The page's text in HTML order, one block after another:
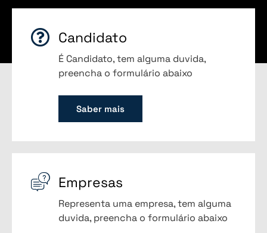
Candidato
É Candidato, tem alguma duvida,
preencha o formulário abaixo
Saber mais
Empresas
Representa uma empresa, tem alguma
duvida, preencha o formulário abaixo